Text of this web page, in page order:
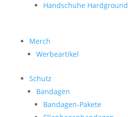
Handschuhe Hardground
Merch
Werbeartikel
Schutz
Bandagen
Bandagen-Pakete